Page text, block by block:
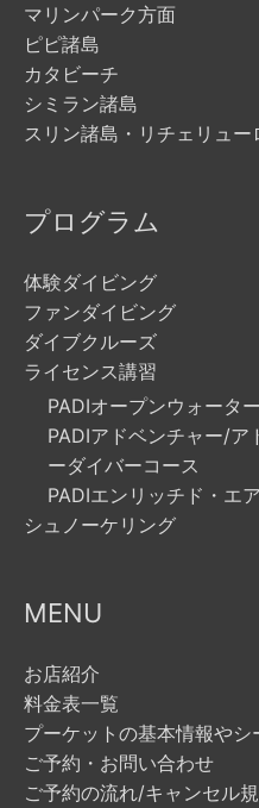
マリンパーク方面
ピピ諸島
カタビーチ
シミラン諸島
スリン諸島・リチェリュー
プログラム
体験ダイビング
ファンダイビング
ダイブクルーズ
ライセンス講習
PADIオープンウォータ
PADIアドベンチャー/ア
ーダイバーコース
PADIエンリッチド・エ
シュノーケリング
MENU
お店紹介
料金表一覧
プーケットの基本情報やシ
ご予約・お問い合わせ
ご予約の流れ/キャンセル